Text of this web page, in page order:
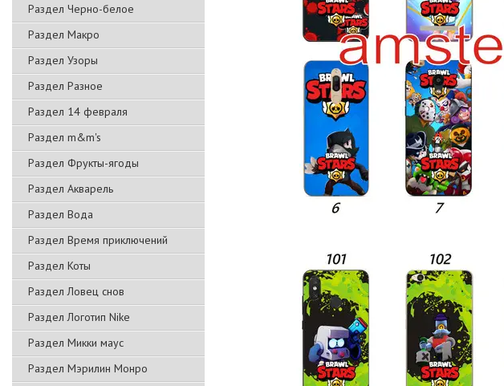
Раздел Черно-белое
Раздел Макро
Раздел Узоры
Раздел Разное
Раздел 14 февраля
Раздел m&m's
Раздел Фрукты-ягоды
Раздел Акварель
Раздел Вода
Раздел Время приключений
Раздел Коты
Раздел Ловец снов
Раздел Логотип Nike
Раздел Микки маус
Раздел Мэрилин Монро